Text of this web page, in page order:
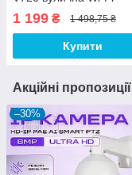
камера
стеженням за об'єктом і
віддаленим доступом
1 199 ₴ 1 498,75 ₴
Купити
Акційні
–30%